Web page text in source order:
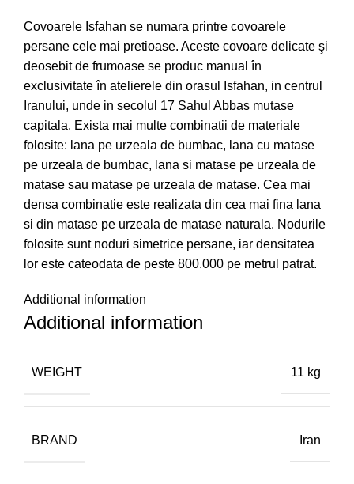
Covoarele Isfahan se numara printre covoarele
persane cele mai pretioase. Aceste covoare delicate şi
deosebit de frumoase se produc manual în
exclusivitate în atelierele din orasul Isfahan, in centrul
Iranului, unde in secolul 17 Sahul Abbas mutase
capitala. Exista mai multe combinatii de materiale
folosite: lana pe urzeala de bumbac, lana cu matase
pe urzeala de bumbac, lana si matase pe urzeala de
matase sau matase pe urzeala de matase. Cea mai
densa combinatie este realizata din cea mai fina lana
si din matase pe urzeala de matase naturala. Nodurile
folosite sunt noduri simetrice persane, iar densitatea
lor este cateodata de peste 800.000 pe metrul patrat.
Additional information
Additional information
WEIGHT 11 kg
BRAND Iran